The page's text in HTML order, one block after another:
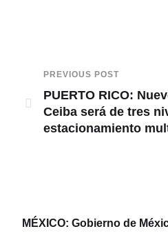
PREVIOUS POST
PUERTO RICO:
Ceiba será de tres
estacionamiento
MÉXICO: Gobierno de